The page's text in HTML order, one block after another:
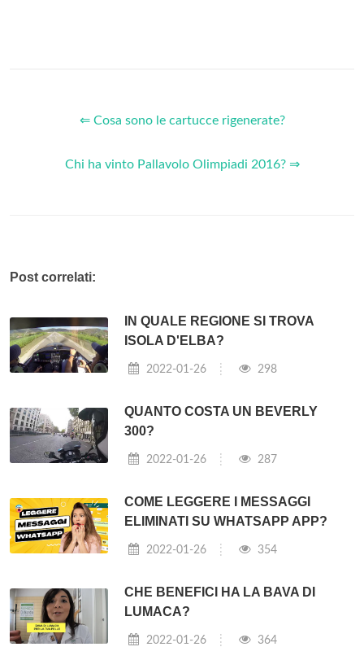
⇐ Cosa sono le cartucce rigenerate?
Chi ha vinto Pallavolo Olimpiadi 2016? ⇒
Post correlati:
IN QUALE REGIONE SI TROVA
ISOLA D'ELBA?
2022-01-26 298
QUANTO COSTA UN BEVERLY
300?
2022-01-26 287
COME LEGGERE I MESSAGGI
ELIMINATI SU WHATSAPP APP?
2022-01-26 354
CHE BENEFICI HA LA BAVA DI
LUMACA?
2022-01-26 364